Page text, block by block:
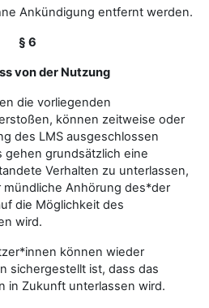
Ankündigung entfernt werden.
§ 6
von der Nutzung
die vorliegenden
können zeitweise oder
des LMS ausgeschlossen
gehen grundsätzlich eine
Verhalten zu unterlassen,
Anhörung des*der
die Möglichkeit des
wird.
können wieder
sichergestellt ist, dass das
in Zukunft unterlassen wird.